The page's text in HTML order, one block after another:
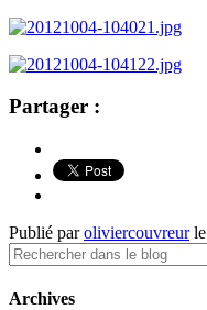
Partager :
Publié paroliviercouvreurle
Archives